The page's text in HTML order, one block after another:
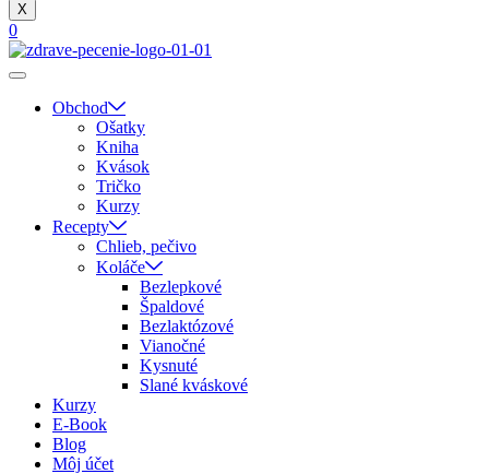
X
0
Obchod
Ošatky
Kniha
Kvások
Tričko
Kurzy
Recepty
Chlieb, pečivo
Koláče
Bezlepkové
Špaldové
Bezlaktózové
Vianočné
Kysnuté
Slané kváskové
Kurzy
E-Book
Blog
Môj účet